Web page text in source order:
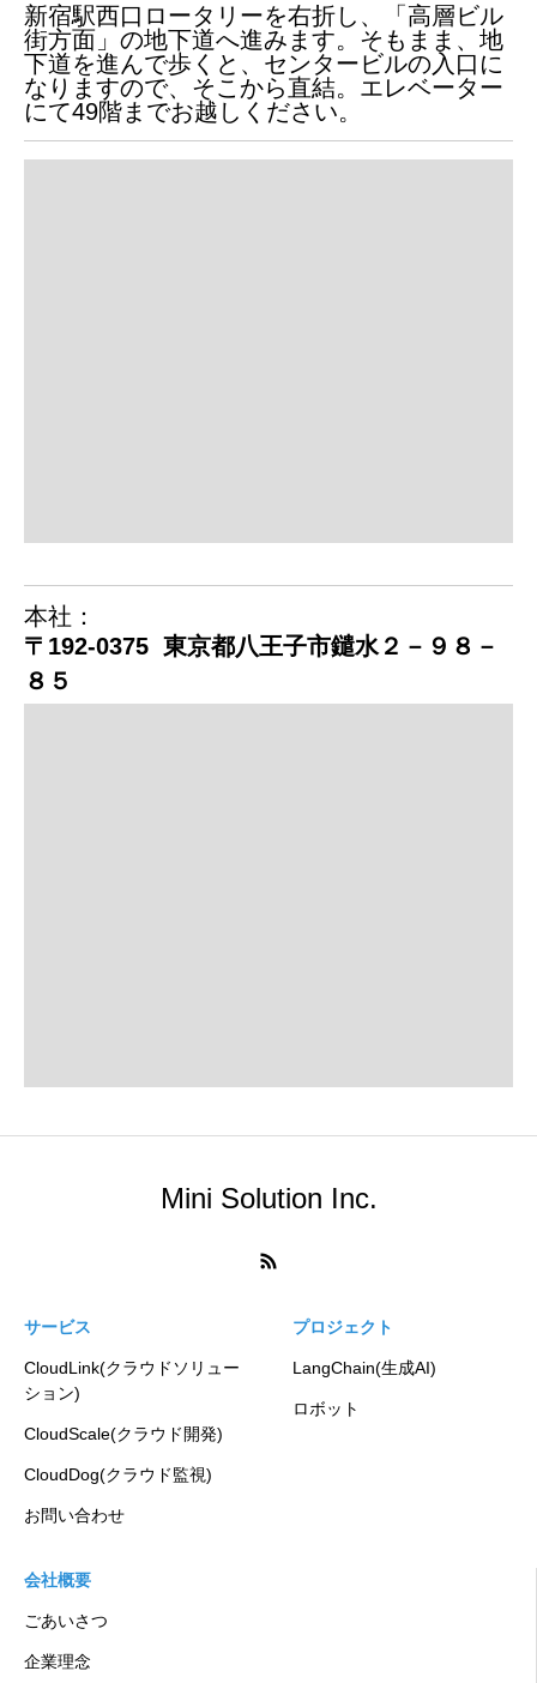
新宿駅西口ロータリーを右折し、「高層ビル
街方面」の地下道へ進みます。そもまま、地
下道を進んで歩くと、センタービルの入口に
なりますので、そこから直結。エレベーター
にて49階までお越しください。
本社：
〒192-0375 東京都八王子市鑓水２－９８－
８５
Mini Solution Inc.
サービス
CloudLink(クラウドソリュー
ション)
CloudScale(クラウド開発)
CloudDog(クラウド監視)
お問い合わせ
プロジェクト
LangChain(生成AI)
ロボット
会社概要
ごあいさつ
企業理念